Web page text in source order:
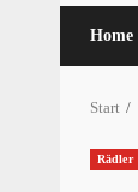
Home
Start
Rädler